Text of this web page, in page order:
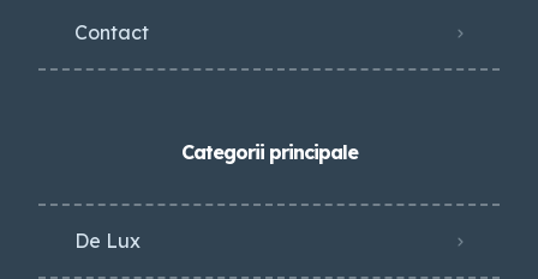
Contact
Categorii principale
De Lux